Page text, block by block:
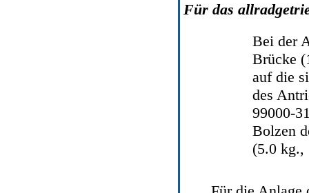
Für das
Bei der
Brücke
auf die
des
99000-
Bolzen
(5.0 kg.,